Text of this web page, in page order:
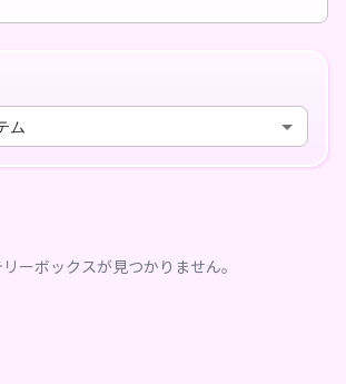
ム
ーボックスが見つかりません。